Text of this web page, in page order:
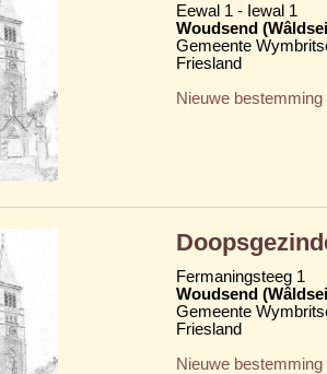
Eewal 1 - Iewal 1
Woudsend
Gemeente
Friesland
Nieuwe bestemming
Fermaningsteeg 1
Woudsend
Gemeente
Friesland
Nieuwe bestemming